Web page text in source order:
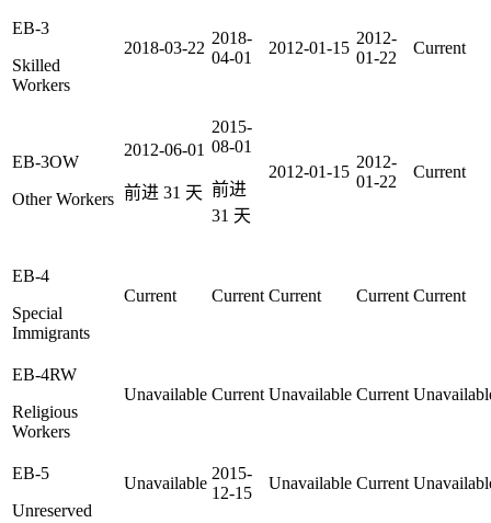
EB-3
Skilled
Workers
2018-03-22
2018-
04-01
2012-01-15
2012-
01-22
Current
EB-3OW
Other Workers
2012-06-01
前进 31 天
2015-
08-01
前进
31 天
2012-01-15
2012-
01-22
Current
EB-4
Special
Immigrants
Current Current Current Current Current
EB-4RW
Religious
Workers
Unavailable Current Unavailable Current
EB-5
Unreserved
Unavailable
2015-
12-15
Unavailable Current